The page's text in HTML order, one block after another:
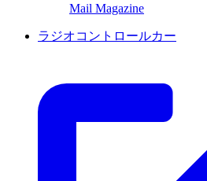
Mail Magazine
ラジオコントロールカー